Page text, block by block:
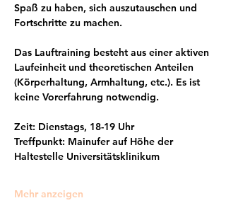
Spaß zu haben, sich auszutauschen und
Fortschritte zu machen.
Das Lauftraining besteht aus einer aktiven
Laufeinheit und theoretischen Anteilen
(Körperhaltung, Armhaltung, etc.). Es ist
keine Vorerfahrung notwendig.
Zeit: Dienstags, 18-19 Uhr
Treffpunkt: Mainufer auf Höhe der
Haltestelle Universitätsklinikum
Mehr anzeigen